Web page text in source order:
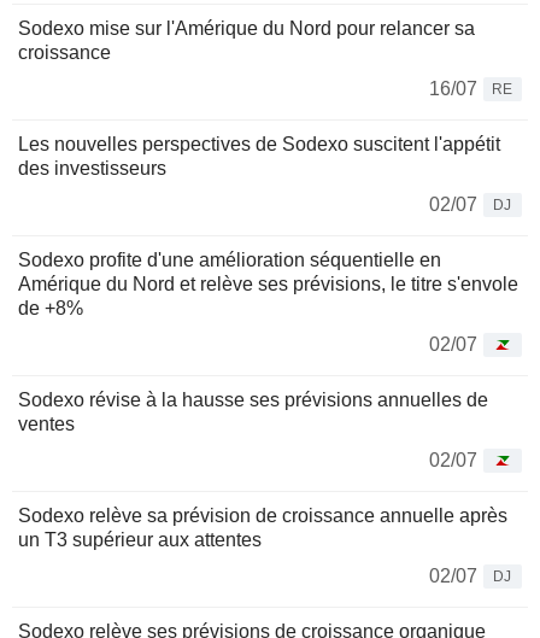
Sodexo mise sur l'Amérique du Nord pour relancer sa
croissance
16/07
RE
Les nouvelles perspectives de Sodexo suscitent l'appétit
des investisseurs
02/07
DJ
Sodexo profite d'une amélioration séquentielle en
Amérique du Nord et relève ses prévisions, le titre s'envole
de +8%
02/07
Sodexo révise à la hausse ses prévisions annuelles de
ventes
02/07
Sodexo relève sa prévision de croissance annuelle après
un T3 supérieur aux attentes
02/07
DJ
Sodexo relève ses prévisions de croissance organique